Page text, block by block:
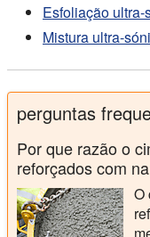
Esfoliação
Mistura ultra-
perguntas
Por que razão o
reforçados com
O